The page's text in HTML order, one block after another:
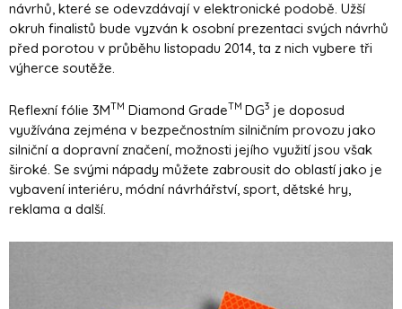
návrhů, které se odevzdávají v elektronické podobě. Užší
okruh finalistů bude vyzván k osobní prezentaci svých návrhů
před porotou v průběhu listopadu 2014, ta z nich vybere tři
výherce soutěže.
Reflexní fólie 3MTM Diamond GradeTM DG3 je doposud
využívána zejména v bezpečnostním silničním provozu jako
silniční a dopravní značení, možnosti jejího využití jsou však
široké. Se svými nápady můžete zabrousit do oblastí jako je
vybavení interiéru, módní návrhářství, sport, dětské hry,
reklama a další.